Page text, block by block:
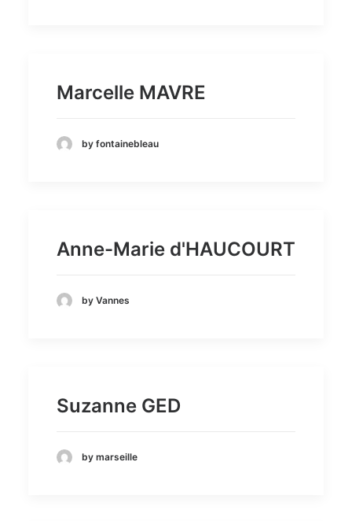
Marcelle MAVRE
by fontainebleau
Anne-Marie d'HAUCOURT
by Vannes
Suzanne GED
by marseille